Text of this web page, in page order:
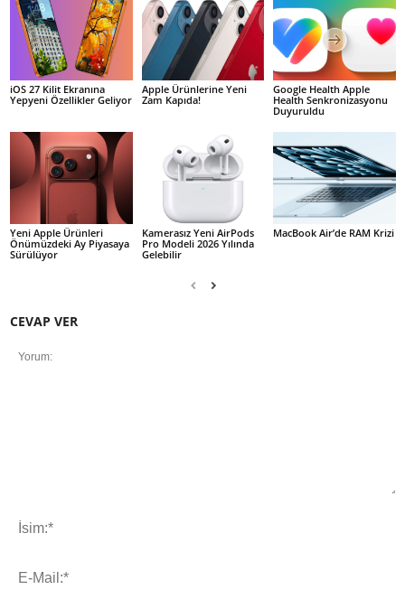
iOS 27 Kilit Ekranına
Yepyeni Özellikler Geliyor
Apple Ürünlerine Yeni
Zam Kapıda!
Google Health Apple
Health Senkronizasyonu
Duyuruldu
Yeni Apple Ürünleri
Önümüzdeki Ay Piyasaya
Sürülüyor
Kamerasız Yeni AirPods
Pro Modeli 2026 Yılında
Gelebilir
MacBook Air’de RAM Krizi
CEVAP VER